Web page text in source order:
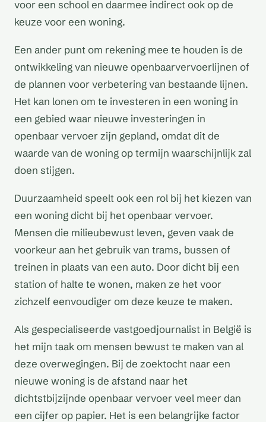
voor een school en daarmee indirect ook op de
keuze voor een woning.
Een ander punt om rekening mee te houden is de
ontwikkeling van nieuwe openbaarvervoerlijnen of
de plannen voor verbetering van bestaande lijnen.
Het kan lonen om te investeren in een woning in
een gebied waar nieuwe investeringen in
openbaar vervoer zijn gepland, omdat dit de
waarde van de woning op termijn waarschijnlijk zal
doen stijgen.
Duurzaamheid speelt ook een rol bij het kiezen van
een woning dicht bij het openbaar vervoer.
Mensen die milieubewust leven, geven vaak de
voorkeur aan het gebruik van trams, bussen of
treinen in plaats van een auto. Door dicht bij een
station of halte te wonen, maken ze het voor
zichzelf eenvoudiger om deze keuze te maken.
Als gespecialiseerde vastgoedjournalist in België is
het mijn taak om mensen bewust te maken van al
deze overwegingen. Bij de zoektocht naar een
nieuwe woning is de afstand naar het
dichtstbijzijnde openbaar vervoer veel meer dan
een cijfer op papier. Het is een belangrijke factor